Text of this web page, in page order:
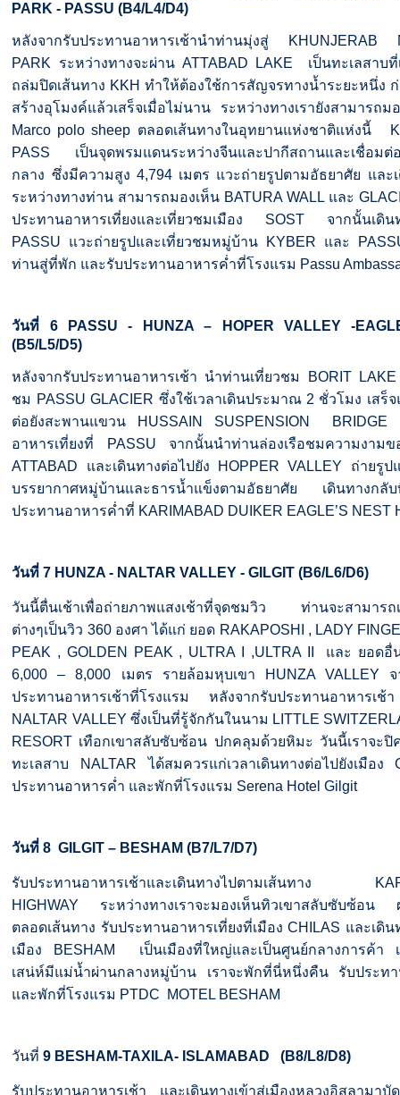
PARK - PASSU (B4/L4/D4)
หลังจากรับประทานอาหารเช้านำท่านมุ่งสู่
KHUNJERAB
PARK
ระหว่างทางจะผ่านATTABAD LAKE
เป็นทะเลสาบ
ถล่มปิดเส้นทาง KKH ทำให้ต้องใช้การสัญจรทางน้ำระยะหนึ่ง
สร้างอุโมงค์แล้วเสร็จเมื่อไม่นาน
ระหว่างทางเรายังสามารถม
Marco polo sheep ตลอดเส้นทางในอุทยานแห่งชาติแห่งนี้
PASS เป็นจุดพรมแดนระหว่างจีนและปากีสถานและเชื่อมต่อ
กลาง ซึ่งมีความสูง 4,794 เมตร แวะถ่ายรูปตามอัธยาศัย และ
ระหว่างทางท่าน สามารถมองเห็น BATURA WALL และ
ประทานอาหารเที่ยงและเที่ยวชมเมือง
SOST จากนั้นเดิน
PASSU แวะถ่ายรูปและเที่ยวชมหมู่บ้าน KYBER และ
ท่านสู่ที่พัก และรับประทานอาหารค่ำที่โรงแรม Passu
วันที่ 6
PASSU - HUNZA – HOPER VALLEY -
(B5/L5/D5)
หลังจากรับประทานอาหารเช้า นำท่านเที่ยวชม
BORIT
ชม PASSU GLACIER ซึ่งใช้เวลาเดินประมาณ2 ชั่วโมง เสร็
ต่อยังสะพานแขวน
HUSSAIN SUSPENSION BRIDGE
อาหารเที่ยงที่
PASSU จากนั้นนำท่านล่องเรือชมความงามข
ATTABAD และเดินทางต่อไปยัง HOPPER VALLEY
ถ่ายรูป
บรรยากาศหมู่บ้านและธารน้ำแข็งตามอัธยาศัย
เดินทางกลั
ประทานอาหารค่ำที่ KARIMABAD DUIKER EAGLE’S NEST
วันที่ 7 HUNZA - NALTAR VALLEY - GILGIT (B6/L6/D6)
วันนี้ตื่นเช้าเพื่อถ่ายภาพแสงเช้าที่จุดชมวิว
ท่านจะสามารถ
ต่างๆเป็นวิว 360 องศา ได้แก่ ยอด RAKAPOSHI , LADY
PEAK , GOLDEN PEAK , ULTRA I ,ULTRA II และ ยอดอื่
6,000 – 8,000 เมตร รายล้อมหุบเขา HUNZA VALLEY
ประทานอาหารเช้าที่โรงแรม
หลังจากรับประทานอาหารเช้า
NALTAR VALLEY ซึ่งเป็นที่รู้จักกันในนาม LITTLE
RESORT เทือกเขาสลับซับซ้อน ปกคลุมด้วยหิมะ วันนี้เราจะ
ทะเลสาบ
NALTARได้สมควรแก่เวลาเดินทางต่อไปยังเมือง
ประทานอาหารค่ำ และพักที่โรงแรม Serena Hotel Gilgit
วันที่ 8 GILGIT – BESHAM (B7/L7/D7)
รับประทานอาหารเช้าและเดินทางไปตามเส้นทาง
HIGHWAY
ระหว่างทางเราจะมองเห็นทิวเขาสลับซับซ้อน
ตลอดเส้นทาง รับประทานอาหารเที่ยงที่เมือง CHILAS และเดิน
เมือง
BESHAM เป็นเมืองที่ใหญ่และเป็นศูนย์กลางการค้า
เสน่ห์มีแม่น้ำผ่านกลางหมู่บ้าน
เราจะพักที่นี่หนึ่งคืน
รับประท
และพักที่โรงแรม PTDC MOTEL BESHAM
วันที่ 9 BESHAM-TAXILA- ISLAMABAD(B8/L8/D8)
รับประทานอาหารเช้า และเดินทางเข้าสู่เมืองหลวงอิสลามาบัด